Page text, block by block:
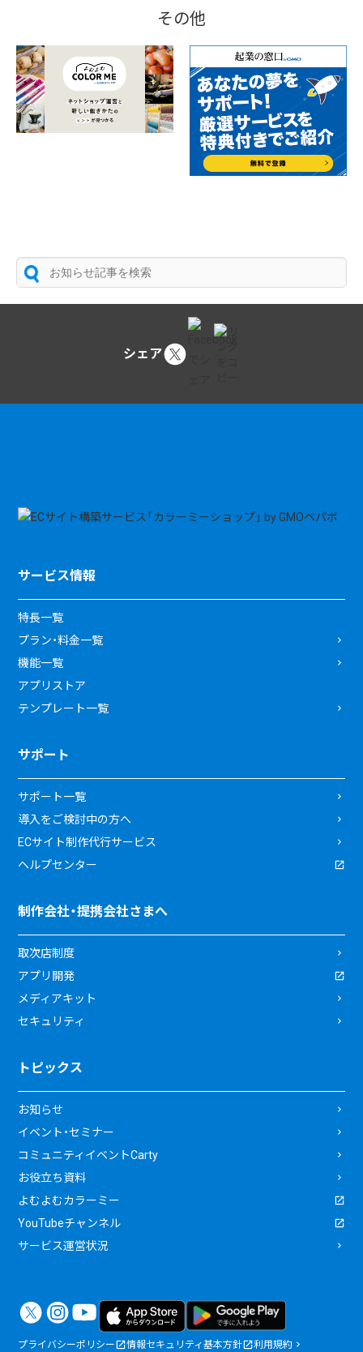
その他
シェア
サービス情報
特長一覧
プラン・料金一覧
機能一覧
アプリストア
テンプレート一覧
サポート
サポート一覧
導入をご検討中の方へ
ECサイト制作代行サービス
ヘルプセンター
制作会社・提携会社さまへ
取次店制度
アプリ開発
メディアキット
セキュリティ
トピックス
お知らせ
イベント・セミナー
コミュニティイベントCarty
お役立ち資料
よむよむカラーミー
YouTubeチャンネル
サービス運営状況
プライバシーポリシー 情報セキュリティ基本方針
利用規約